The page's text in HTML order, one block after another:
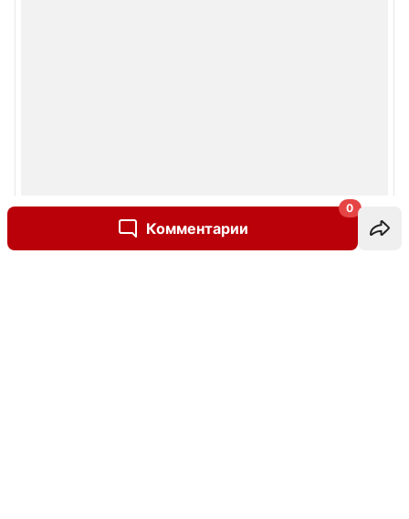
Комментарии
0